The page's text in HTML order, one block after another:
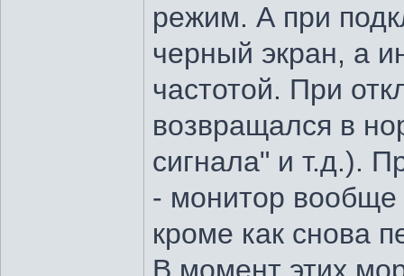
режим. А при
черный экран, а
частотой. При
возвращался в
сигнала" и т.д.).
- монитор вообще
кроме как снова